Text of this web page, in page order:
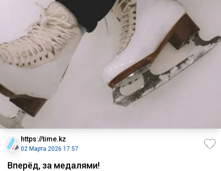
https://time.kz
02 Марта 2026 17:57
Вперёд, за медалями!